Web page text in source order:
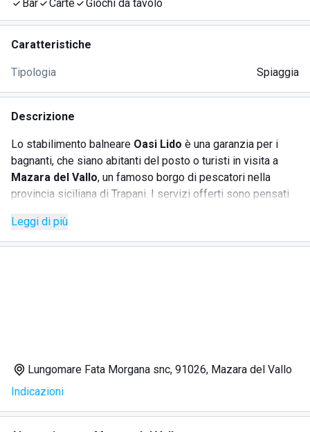
Bar Carte Giochi da tavolo
Caratteristiche
Tipologia Spiaggia
Descrizione
Lo stabilimento balneare Oasi Lido è una garanzia per i
bagnanti, che siano abitanti del posto o turisti in visita a
Mazara del Vallo, un famoso borgo di pescatori nella
provincia siciliana di Trapani. I servizi offerti sono pensati
tanto relax quanto svago.
Giochi da tavolo per intrattenersi nelle ore più calde
Mazzi di carte per partite e tornei avvincenti
Bar-ristorante che offre piatti a base di pesce appena
Leggi di più
Lungomare Fata Morgana snc, 91026, Mazara del Vallo
Indicazioni